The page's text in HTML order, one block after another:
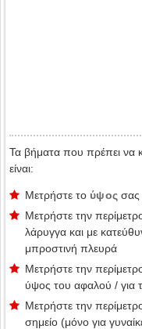
Τα βήματα που πρέπει να
είναι:
Μετρήστε το ύψος σας
Μετρήστε την
λάρυγγα και με
μπροστινή πλευρά
Μετρήστε την
ύψος του αφαλού / για
Μετρήστε την
σημείο (μόνο για